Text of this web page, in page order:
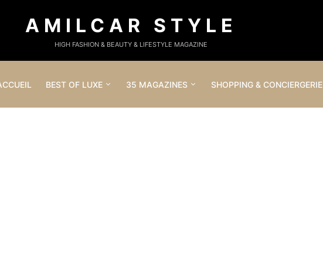
AMILCAR STYLE
HIGH FASHION & BEAUTY & LIFESTYLE MAGAZINE
BEST OF LUXE 35 MAGAZINES SHOPPING & CONCIERGERIE